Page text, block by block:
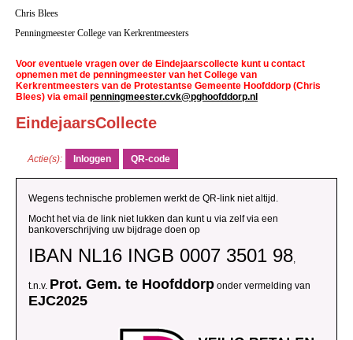
Chris Blees
Penningmeester College van Kerkrentmeesters
Voor eventuele vragen over de Eindejaarscollecte kunt u contact
opnemen met de penningmeester van het College van
Kerkrentmeesters van de Protestantse Gemeente Hoofddorp (Chris
Blees) via email penningmeester.cvk@pghoofddorp.nl
EindejaarsCollecte
Actie(s):
Wegens technische problemen werkt de QR-link niet altijd.
Mocht het via de link niet lukken dan kunt u via zelf via een
bankoverschrijving uw bijdrage doen op
IBAN NL16 INGB 0007 3501 98
t.n.v. Prot. Gem. te Hoofddorp onder vermelding van
EJC2025